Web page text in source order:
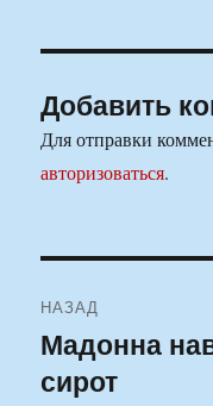
Добавить
Для отправки
авторизоваться.
по
записям
НАЗАД
Предыдущая
запись:
Мадонна
сирот